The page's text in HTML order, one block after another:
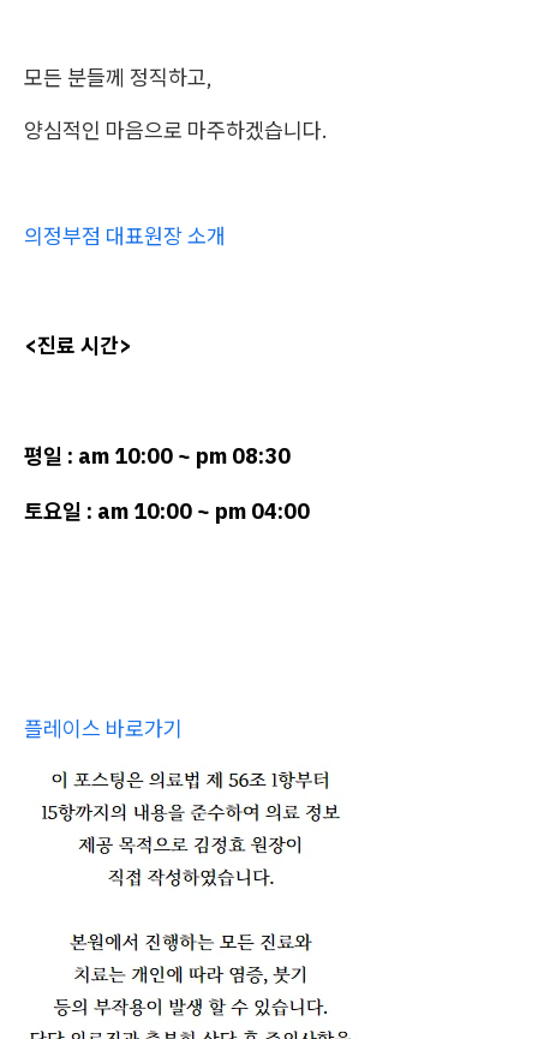
모든 분들께 정직하고,
양심적인 마음으로 마주하겠습니다.
의정부점 대표원장 소개
<진료 시간>
평일 : am 10:00 ~ pm 08:30
토요일 : am 10:00 ~ pm 04:00
플레이스 바로가기